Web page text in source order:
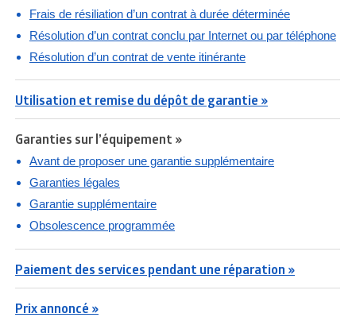
Frais de résiliation d’un contrat à durée déterminée
Résolution d’un contrat conclu par Internet ou par téléphone
Résolution d’un contrat de vente itinérante
Utilisation et remise du dépôt de garantie »
Garanties sur l’équipement »
Avant de proposer une garantie supplémentaire
Garanties légales
Garantie supplémentaire
Obsolescence programmée
Paiement des services pendant une réparation »
Prix annoncé »